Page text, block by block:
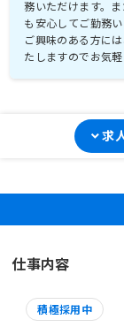
務いただけます。
も安心してご勤務い
ご興味のある方に
たしますのでお気
求
仕事内容
積極採用中